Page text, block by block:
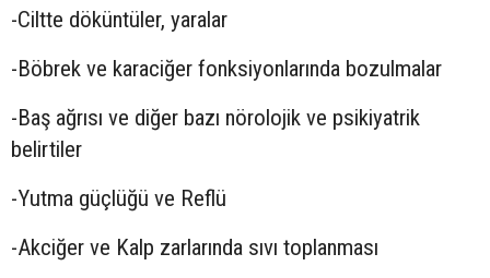
-Ciltte döküntüler, yaralar
-Böbrek ve karaciğer fonksiyonlarında bozulmalar
-Baş ağrısı ve diğer bazı nörolojik ve psikiyatrik
belirtiler
-Yutma güçlüğü ve Reflü
-Akciğer ve Kalp zarlarında sıvı toplanması